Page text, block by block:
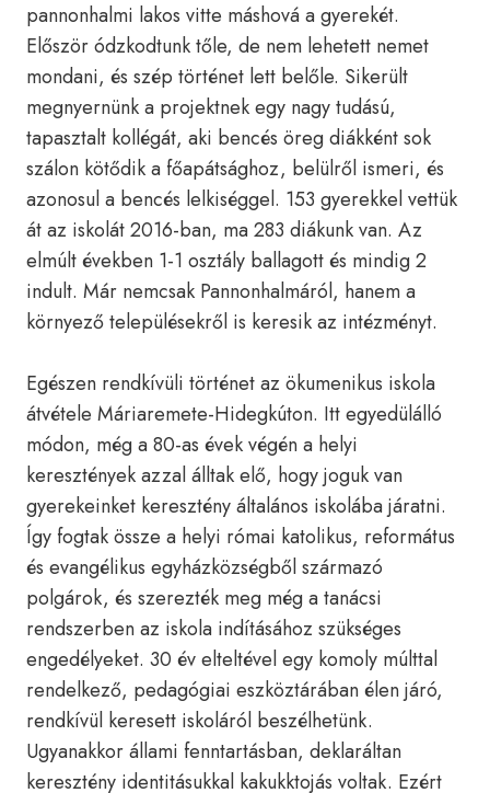
pannonhalmi lakos vitte máshová a gyerekét.
Először ódzkodtunk tőle, de nem lehetett nemet
mondani, és szép történet lett belőle. Sikerült
megnyernünk a projektnek egy nagy tudású,
tapasztalt kollégát, aki bencés öreg diákként sok
szálon kötődik a főapátsághoz, belülről ismeri, és
azonosul a bencés lelkiséggel. 153 gyerekkel vettük
át az iskolát 2016-ban, ma 283 diákunk van. Az
elmúlt években 1-1 osztály ballagott és mindig 2
indult. Már nemcsak Pannonhalmáról, hanem a
környező településekről is keresik az intézményt.
Egészen rendkívüli történet az ökumenikus iskola
átvétele Máriaremete-Hidegkúton. Itt egyedülálló
módon, még a 80-as évek végén a helyi
keresztények azzal álltak elő, hogy joguk van
gyerekeinket keresztény általános iskolába járatni.
Így fogtak össze a helyi római katolikus, református
és evangélikus egyházközségből származó
polgárok, és szerezték meg még a tanácsi
rendszerben az iskola indításához szükséges
engedélyeket. 30 év elteltével egy komoly múlttal
rendelkező, pedagógiai eszköztárában élen járó,
rendkívül keresett iskoláról beszélhetünk.
Ugyanakkor állami fenntartásban, deklaráltan
keresztény identitásukkal kakukktojás voltak. Ezért